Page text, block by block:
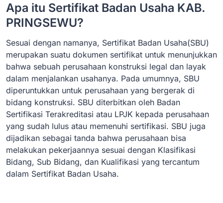
Apa itu Sertifikat Badan Usaha KAB.
PRINGSEWU?
Sesuai dengan namanya, Sertifikat Badan Usaha(SBU)
merupakan suatu dokumen sertifikat untuk menunjukkan
bahwa sebuah perusahaan konstruksi legal dan layak
dalam menjalankan usahanya. Pada umumnya, SBU
diperuntukkan untuk perusahaan yang bergerak di
bidang konstruksi. SBU diterbitkan oleh Badan
Sertifikasi Terakreditasi atau LPJK kepada perusahaan
yang sudah lulus atau memenuhi sertifikasi. SBU juga
dijadikan sebagai tanda bahwa perusahaan bisa
melakukan pekerjaannya sesuai dengan Klasifikasi
Bidang, Sub Bidang, dan Kualifikasi yang tercantum
dalam Sertifikat Badan Usaha.